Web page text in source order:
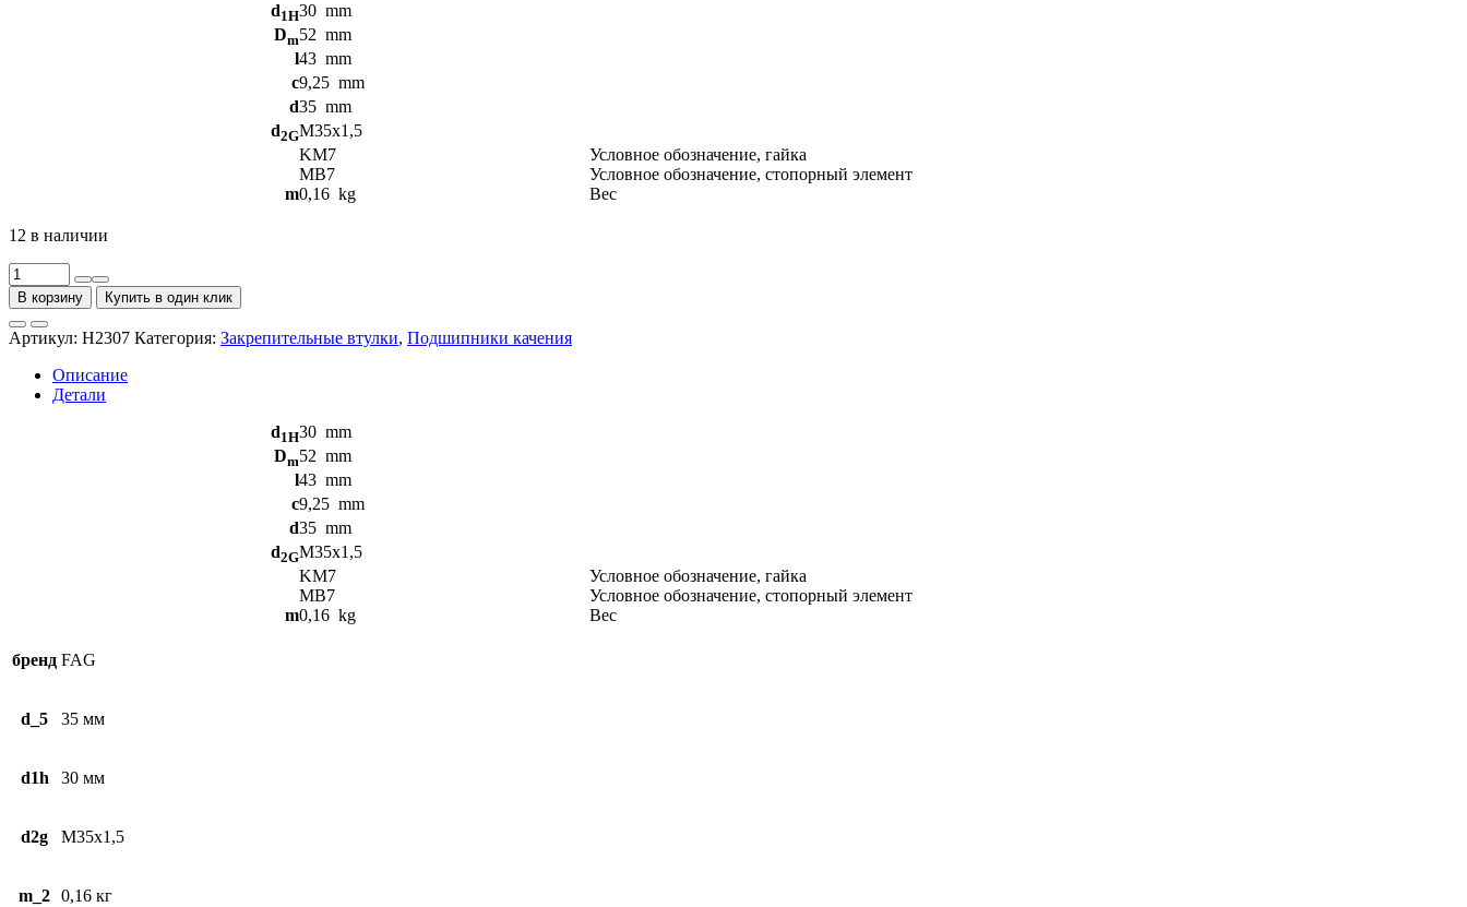
d1H30 mm
Dm52 mm
l43 mm
c9,25 mm
d35 mm
d2GM35x1,5
KM7
Условное обозначение, гайка
MB7
Условное обозначение, стопорный элемент
m0,16 kg Вес
12 в наличии
Количество
товара
Закрепительные
втулки
H2307
FAG
В корзину Купить в один клик
Артикул: H2307 Категория: Закрепительные втулки, Подшипники качения
Описание
Детали
d1H30 mm
Dm52 mm
l43 mm
c9,25 mm
d35 mm
d2GM35x1,5
KM7
Условное обозначение, гайка
MB7
Условное обозначение, стопорный элемент
m0,16 kg Вес
бренд FAG
d_5 35 мм
d1h 30 мм
d2g M35x1,5
m_2 0,16 кг